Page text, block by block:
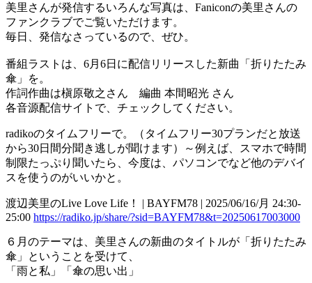
美里さんが発信するいろんな写真は、Faniconの美里さんの
ファンクラブでご覧いただけます。
毎日、発信なさっているので、ぜひ。
番組ラストは、6月6日に配信リリースした新曲「折りたたみ
傘」を。
作詞作曲は槇原敬之さん 編曲 本間昭光 さん
各音源配信サイトで、チェックしてください。
radikoのタイムフリーで。（タイムフリー30プランだと放送
から30日間分聞き逃しが聞けます）～例えば、スマホで時間
制限たっぷり聞いたら、今度は、パソコンでなど他のデバイ
スを使うのがいいかと。
渡辺美里のLive Love Life！ | BAYFM78 | 2025/06/16/月 24:30-
25:00 https://radiko.jp/share/?sid=BAYFM78&t=20250617003000
６月のテーマは、美里さんの新曲のタイトルが「折りたたみ
傘」ということを受けて、
「雨と私」「傘の思い出」